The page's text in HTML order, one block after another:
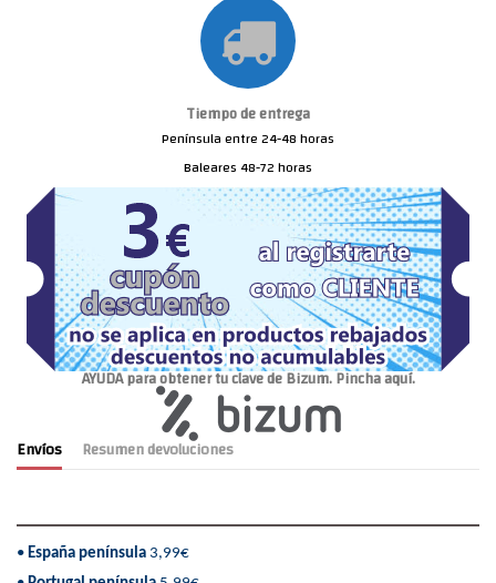
Tiempo de entrega
Península entre 24-48 horas
Baleares 48-72 horas
AYUDA para obtener tu clave de Bizum. Pincha aquí.
Envíos Resumen devoluciones
• España península 3,99€